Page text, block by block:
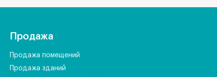
Продажа
Продажа помещений
Продажа зданий